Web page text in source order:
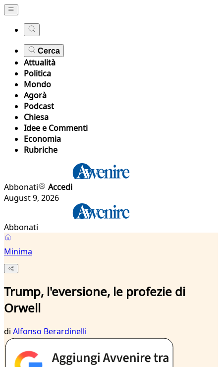
Cerca
Attualità
Politica
Mondo
Agorà
Podcast
Chiesa
Idee e Commenti
Economia
Rubriche
Abbonati
Accedi
August 9, 2026
Abbonati
Minima
Trump, l'eversione, le profezie di
Orwell
di Alfonso Berardinelli